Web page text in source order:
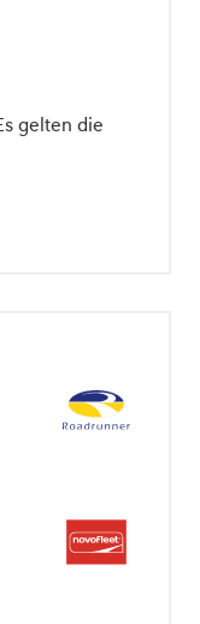
gelten die